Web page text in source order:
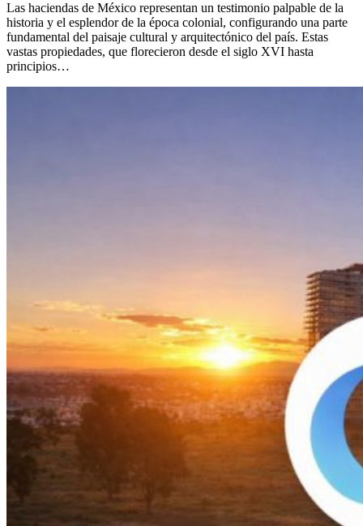
Las haciendas de México representan un testimonio palpable de la
historia y el esplendor de la época colonial, configurando una parte
fundamental del paisaje cultural y arquitectónico del país. Estas
vastas propiedades, que florecieron desde el siglo XVI hasta
principios…